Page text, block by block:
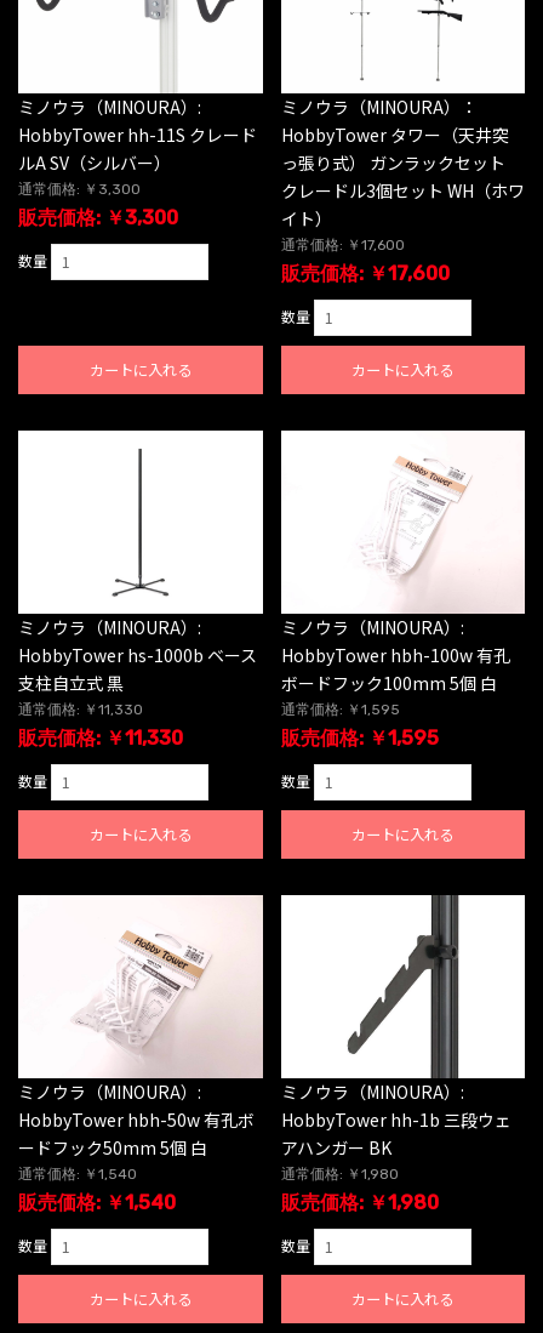
ミノウラ（MINOURA）:
HobbyTower hh-11S クレード
ルA SV（シルバー）
通常価格: ￥3,300
販売価格: ￥3,300
数量
カートに入れる
ミノウラ（MINOURA）：
HobbyTower タワー（天井突
っ張り式） ガンラックセット
クレードル3個セット WH（ホワ
イト）
通常価格: ￥17,600
販売価格: ￥17,600
数量
カートに入れる
ミノウラ（MINOURA）:
HobbyTower hs-1000b ベース
支柱自立式 黒
通常価格: ￥11,330
販売価格: ￥11,330
数量
カートに入れる
ミノウラ（MINOURA）:
HobbyTower hbh-100w 有孔
ボードフック100mm 5個 白
通常価格: ￥1,595
販売価格: ￥1,595
数量
カートに入れる
ミノウラ（MINOURA）:
HobbyTower hbh-50w 有孔ボ
ードフック50mm 5個 白
通常価格: ￥1,540
販売価格: ￥1,540
数量
カートに入れる
ミノウラ（MINOURA）:
HobbyTower hh-1b 三段ウェ
アハンガー BK
通常価格: ￥1,980
販売価格: ￥1,980
数量
カートに入れる